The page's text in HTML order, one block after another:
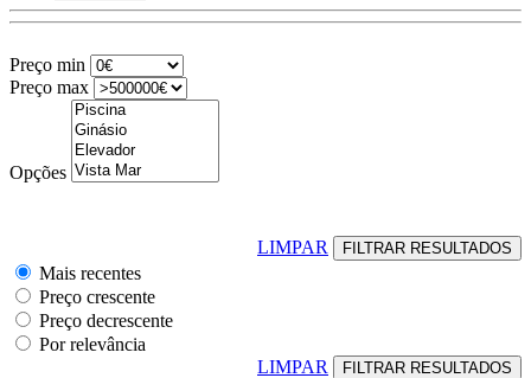
Preço min
Preço max
Opções
LIMPAR
Mais recentes
Preço crescente
Preço decrescente
Por relevância
LIMPAR